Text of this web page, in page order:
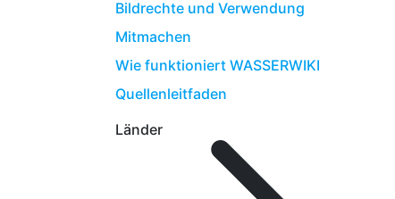
Bildrechte und Verwendung
Mitmachen
Wie funktioniert WASSERWIKI
Quellenleitfaden
Länder